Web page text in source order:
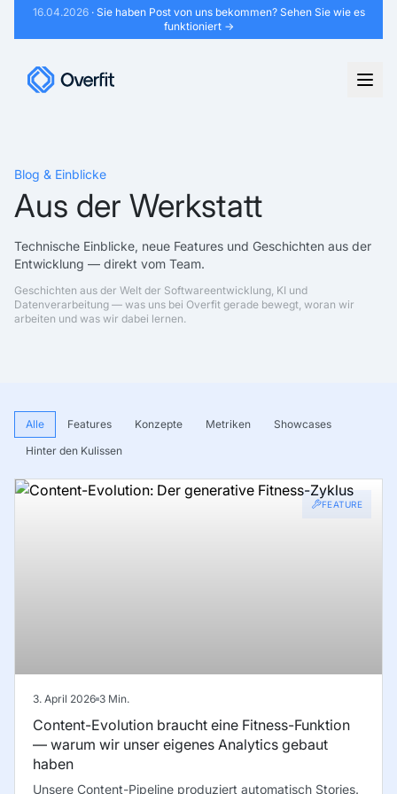
16.04.2026· Sie haben Post von uns bekommen? Sehen Sie wie es
funktioniert →
Blog & Einblicke
Aus der Werkstatt
Technische Einblicke, neue Features und Geschichten aus der
Entwicklung — direkt vom Team.
Geschichten aus der Welt der Softwareentwicklung, KI und
Datenverarbeitung — was uns bei Overfit gerade bewegt, woran wir
arbeiten und was wir dabei lernen.
Alle Features Konzepte Metriken
Showcases
Hinter den Kulissen
FEATURE
3. April 2026 3 Min.
Content-Evolution braucht eine Fitness-Funktion
— warum wir unser eigenes Analytics gebaut
haben
Unsere Content-Pipeline produziert automatisch Stories.